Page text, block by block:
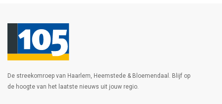
De streekomroep van Haarlem, Heemstede & Bloemendaal. Blijf op
de hoogte van het laatste nieuws uit jouw regio.